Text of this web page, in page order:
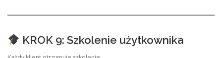
KROK 9: Szkolenie użytkownika